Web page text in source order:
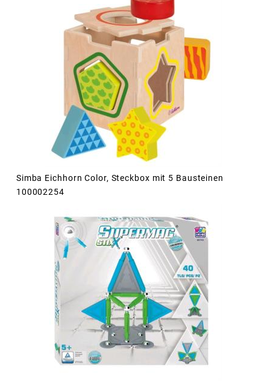
Simba Eichhorn Color, Steckbox mit 5 Bausteinen
100002254